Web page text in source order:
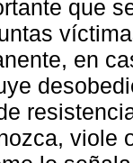
que
en
viole